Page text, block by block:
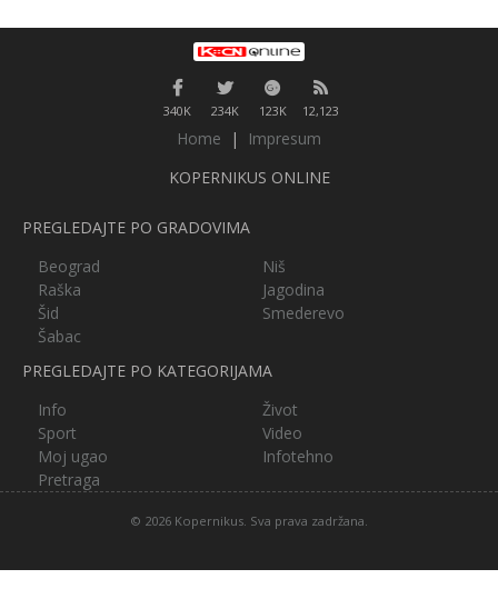
340K 234K 123K 12,123
Home |
Impresum
KOPERNIKUS ONLINE
PREGLEDAJTE PO GRADOVIMA
Beograd
Niš
Raška
Jagodina
Šid
Smederevo
Šabac
PREGLEDAJTE PO KATEGORIJAMA
Info
Život
Sport
Video
Moj ugao
Infotehno
Pretraga
© 2026 Kopernikus. Sva prava zadržana.